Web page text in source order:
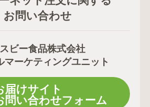
お問い合わせ
ビー食品株式会社
マーケティングユニット
届けサイト
問い合わせフォーム